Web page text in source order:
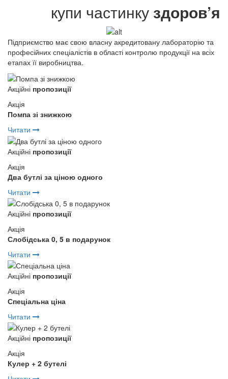
купи частинку здоров’я
Підприємство має свою власну акредитовану лабораторію та
професійних спеціалістів в області контролю продукції на всіх
етапах її виробництва.
Акційні пропозиції
Акція
Помпа зі знижкою
Читати
Акційні пропозиції
Акція
Два бутлі за ціною одного
Читати
Акційні пропозиції
Акція
Слобідська 0, 5 в подарунок
Читати
Акційні пропозиції
Акція
Спеціальна ціна
Читати
Акційні пропозиції
Акція
Кулер + 2 бутелі